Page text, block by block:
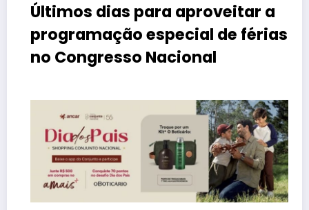
Últimos dias para aproveitar a
programação especial de férias
no Congresso Nacional